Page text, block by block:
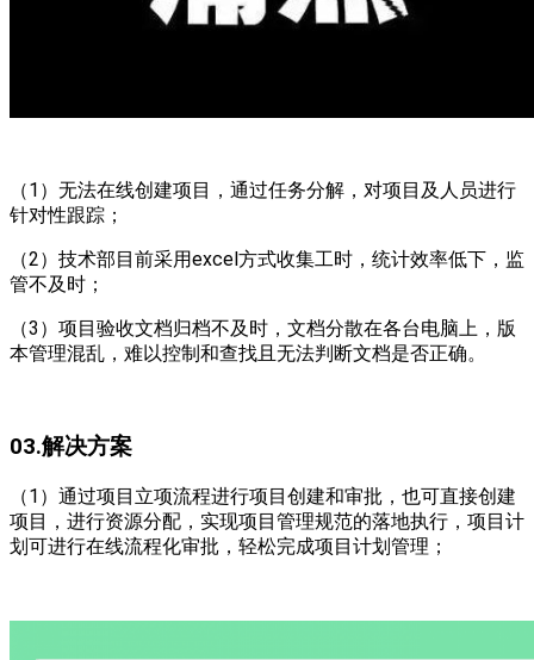
（1）无法在线创建项目，通过任务分解，对项目及人员进行
针对性跟踪；
（2）技术部目前采用excel方式收集工时，统计效率低下，监
管不及时；
（3）项目验收文档归档不及时，文档分散在各台电脑上，版
本管理混乱，难以控制和查找且无法判断文档是否正确。
03.解决方案
（1）通过项目立项流程进行项目创建和审批，也可直接创建
项目，进行资源分配，实现项目管理规范的落地执行，项目计
划可进行在线流程化审批，轻松完成项目计划管理；